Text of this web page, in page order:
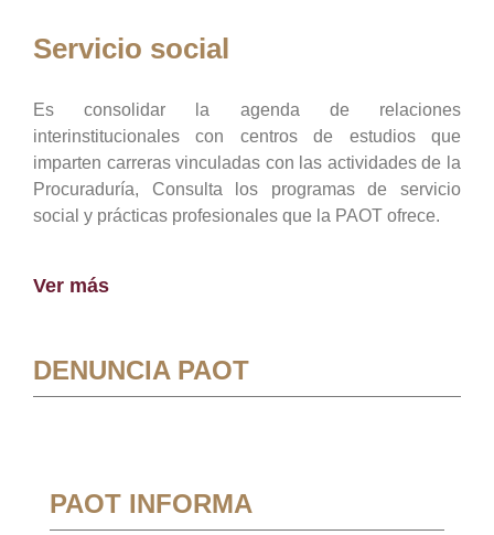
Servicio social
Es consolidar la agenda de relaciones
interinstitucionales con centros de estudios que
imparten carreras vinculadas con las actividades de la
Procuraduría, Consulta los programas de servicio
social y prácticas profesionales que la PAOT ofrece.
Ver más
DENUNCIA PAOT
PAOT INFORMA